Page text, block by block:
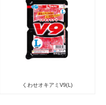
くわせオキアミV9(L)